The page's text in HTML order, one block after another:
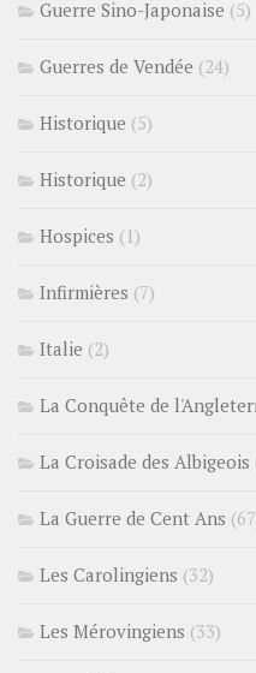
Guerre Sino-Japonaise (5)
Guerres de Vendée (24)
Historique (5)
Historique (2)
Hospices (1)
Infirmières (7)
Italie (2)
La Conquête de
La Croisade des Albigeois
La Guerre de Cent Ans
Les Carolingiens (32)
Les Mérovingiens (33)